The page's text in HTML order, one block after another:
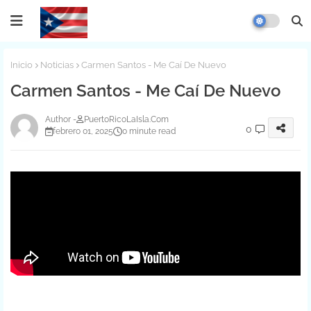
Inicio Noticias Carmen Santos - Me Caí De Nuevo
Carmen Santos - Me Caí De Nuevo
PuertoRicoLaIsla.Com
febrero 01, 2025
0 minute read 0